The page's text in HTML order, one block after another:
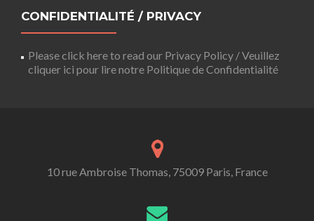
CONFIDENTIALITÉ / PRIVACY
Please click here to read our Privacy Policy / Veuillez
cliquer ici pour lire notre Politique de Confidentialité
10 rue Ambroise Thomas, 75009 Paris, France